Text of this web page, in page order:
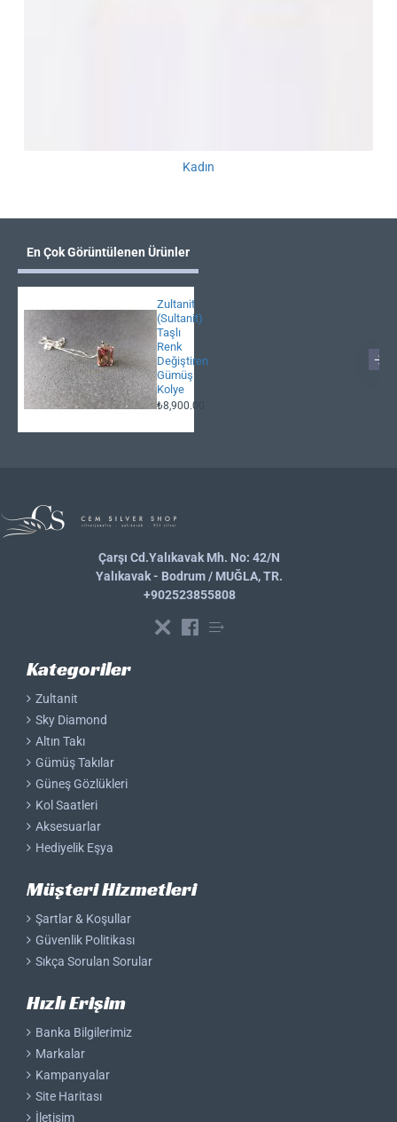
Kadın
En Çok Görüntülenen Ürünler
Zultanit
(Sultanit)
Taşlı
Renk
Değiştiren
Gümüş
Kolye
₺8,900.00
Çarşı Cd.Yalıkavak Mh. No: 42/N
Yalıkavak - Bodrum / MUĞLA, TR.
+902523855808
Kategoriler
Zultanit
Sky Diamond
Altın Takı
Gümüş Takılar
Güneş Gözlükleri
Kol Saatleri
Aksesuarlar
Hediyelik Eşya
Müşteri Hizmetleri
Şartlar & Koşullar
Güvenlik Politikası
Sıkça Sorulan Sorular
Hızlı Erişim
Banka Bilgilerimiz
Markalar
Kampanyalar
Site Haritası
İletişim